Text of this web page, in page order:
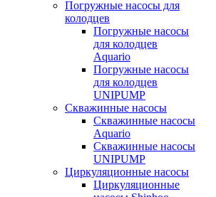
Погружные насосы для
колодцев
Погружные насосы
для колодцев
Aquario
Погружные насосы
для колодцев
UNIPUMP
Скважинные насосы
Скважинные насосы
Aquario
Скважинные насосы
UNIPUMP
Циркуляционные насосы
Циркуляционные